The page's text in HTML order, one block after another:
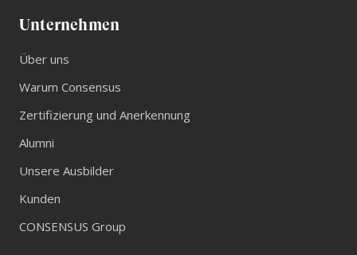
Unternehmen
Über uns
Warum Consensus
Zertifizierung und Anerkennung
Alumni
Unsere Ausbilder
Kunden
CONSENSUS Group